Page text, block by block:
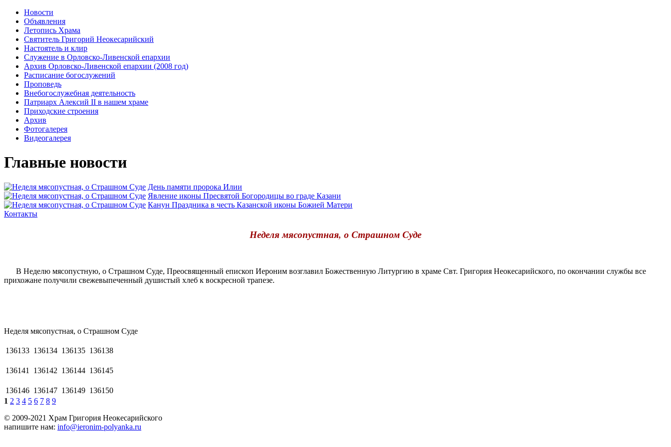
Новости
Объявления
Летопись Храма
Святитель Григорий Неокесарийский
Настоятель и клир
Служение в Орловско-Ливенской епархии
Архив Орловско-Ливенской епархии (2008 год)
Расписание богослужений
Проповедь
Внебогослужебная деятельность
Патриарх Алексий II в нашем храме
Приходские строения
Архив
Фотогалерея
Видеогалерея
Главные новости
День памяти пророка Илии
Явлeние иконы Пресвятой Богородицы во граде Казани
Канун Праздника в честь Казанской иконы Божией Матери
Контакты
Неделя мясопустная, о Страшном Суде
В Неделю мясопустную, о Страшном Суде, Преосвященный епископ Иероним возглавил Божественную Литургию в храме Свт. Григория Неокесарийского, по окончании службы все
прихожане получили свежевыпеченный душистый хлеб к воскресной трапезе.
Неделя мясопустная, о Страшном Суде
136133 136134 136135 136138
136141 136142 136144 136145
136146 136147 136149 136150
1 2 3 4 5 6 7 8 9
© 2009-2021 Храм Григория Неокесарийского
напишите нам: info@ieronim-polyanka.ru